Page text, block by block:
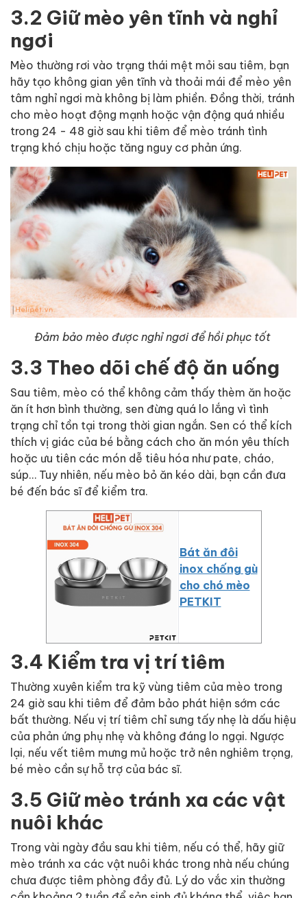
3.2 Giữ mèo yên tĩnh và nghỉ
ngơi
Mèo thường rơi vào trạng thái mệt mỏi sau tiêm, bạn
hãy tạo không gian yên tĩnh và thoải mái để mèo yên
tâm nghỉ ngơi mà không bị làm phiền. Đồng thời, tránh
cho mèo hoạt động mạnh hoặc vận động quá nhiều
trong 24 - 48 giờ sau khi tiêm để mèo tránh tình
trạng khó chịu hoặc tăng nguy cơ phản ứng.
Đảm bảo mèo được nghỉ ngơi để hồi phục tốt
3.3 Theo dõi chế độ ăn uống
Sau tiêm, mèo có thể không cảm thấy thèm ăn hoặc
ăn ít hơn bình thường, sen đừng quá lo lắng vì tình
trạng chỉ tồn tại trong thời gian ngắn. Sen có thể kích
thích vị giác của bé bằng cách cho ăn món yêu thích
hoặc ưu tiên các món dễ tiêu hóa như pate, cháo,
súp… Tuy nhiên, nếu mèo bỏ ăn kéo dài, bạn cần đưa
bé đến bác sĩ để kiểm tra.
Bát ăn đôi
inox chống gù
cho chó mèo
PETKIT
3.4 Kiểm tra vị trí tiêm
Thường xuyên kiểm tra kỹ vùng tiêm của mèo trong
24 giờ sau khi tiêm để đảm bảo phát hiện sớm các
bất thường. Nếu vị trí tiêm chỉ sưng tấy nhẹ là dấu hiệu
của phản ứng phụ nhẹ và không đáng lo ngại. Ngược
lại, nếu vết tiêm mưng mủ hoặc trở nên nghiêm trọng,
bé mèo cần sự hỗ trợ của bác sĩ.
3.5 Giữ mèo tránh xa các vật
nuôi khác
Trong vài ngày đầu sau khi tiêm, nếu có thể, hãy giữ
mèo tránh xa các vật nuôi khác trong nhà nếu chúng
chưa được tiêm phòng đầy đủ. Lý do vắc xin thường